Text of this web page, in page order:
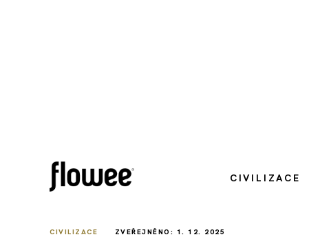
CIVILIZACE
CIVILIZACE ZVEŘEJNĚNO: 1. 12. 2025